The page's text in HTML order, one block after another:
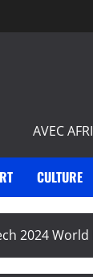
AVEC
CULTURE
2024